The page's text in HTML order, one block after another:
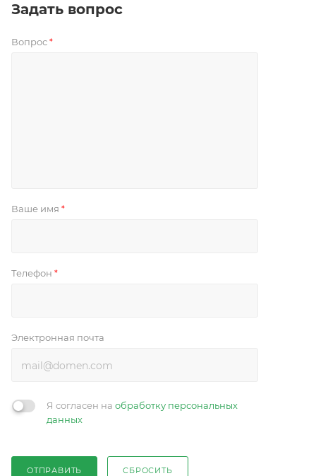
Задать вопрос
Вопрос *
Ваше имя *
Телефон *
Электронная почта
Я согласен на обработку персональных
данных
ОТПРАВИТЬ СБРОСИТЬ